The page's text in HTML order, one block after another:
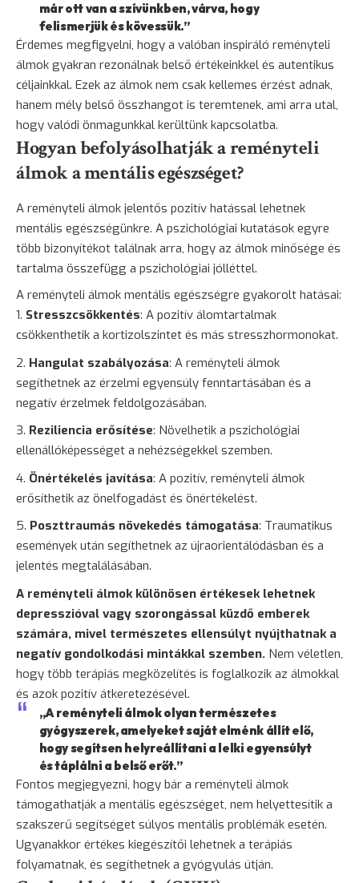
már ott van a szívünkben, várva, hogy
felismerjük és kövessük.”
Érdemes megfigyelni, hogy a valóban inspiráló reményteli
álmok gyakran rezonálnak belső értékeinkkel és autentikus
céljainkkal. Ezek az álmok nem csak kellemes érzést adnak,
hanem mély belső összhangot is teremtenek, ami arra utal,
hogy valódi önmagunkkal kerültünk kapcsolatba.
Hogyan befolyásolhatják a reményteli
álmok a mentális egészséget?
A reményteli álmok jelentős pozitív hatással lehetnek
mentális egészségünkre. A pszichológiai kutatások egyre
több bizonyítékot találnak arra, hogy az álmok minősége és
tartalma összefügg a pszichológiai jólléttel.
A reményteli álmok mentális egészségre gyakorolt hatásai:
Stresszcsökkentés: A pozitív álomtartalmak
csökkenthetik a kortizolszintet és más stresszhormonokat.
Hangulat szabályozása: A reményteli álmok
segíthetnek az érzelmi egyensúly fenntartásában és a
negatív érzelmek feldolgozásában.
Reziliencia erősítése: Növelhetik a pszichológiai
ellenállóképességet a nehézségekkel szemben.
Önértékelés javítása: A pozitív, reményteli álmok
erősíthetik az önelfogadást és önértékelést.
Poszttraumás növekedés támogatása: Traumatikus
események után segíthetnek az újraorientálódásban és a
jelentés megtalálásában.
A reményteli álmok különösen értékesek lehetnek
depresszióval vagy szorongással küzdő emberek
számára, mivel természetes ellensúlyt nyújthatnak a
negatív gondolkodási mintákkal szemben. Nem véletlen,
hogy több terápiás megközelítés is foglalkozik az álmokkal
és azok pozitív átkeretezésével.
„A reményteli álmok olyan természetes
gyógyszerek, amelyeket saját elménk állít elő,
hogy segítsen helyreállítani a lelki egyensúlyt
és táplálni a belső erőt.”
Fontos megjegyezni, hogy bár a reményteli álmok
támogathatják a mentális egészséget, nem helyettesítik a
szakszerű segítséget súlyos mentális problémák esetén.
Ugyanakkor értékes kiegészítői lehetnek a terápiás
folyamatnak, és segíthetnek a gyógyulás útján.